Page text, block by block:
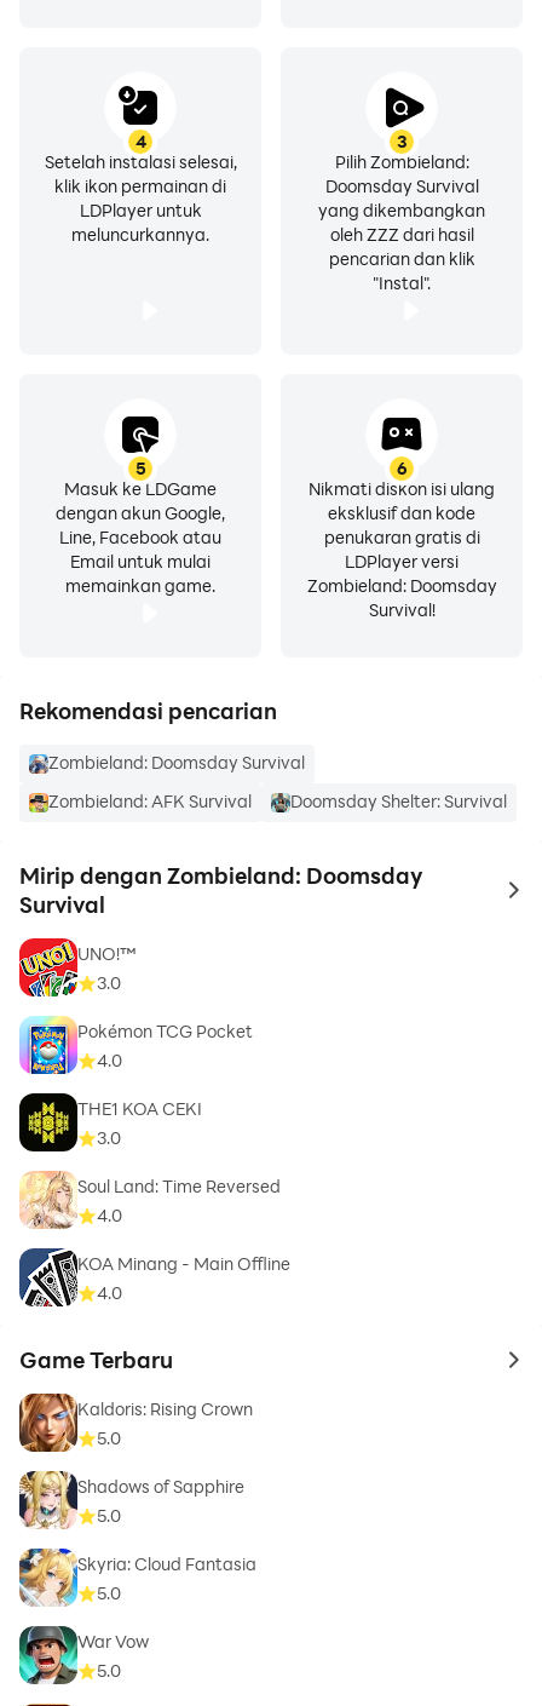
3
Pilih Zombieland:
Doomsday Survival
yang dikembangkan
oleh ZZZ dari hasil
pencarian dan klik
"Instal".
4
Setelah instalasi selesai,
klik ikon permainan di
LDPlayer untuk
meluncurkannya.
5
Masuk ke LDGame
dengan akun Google,
Line, Facebook atau
Email untuk mulai
memainkan game.
6
Nikmati diskon isi ulang
eksklusif dan kode
penukaran gratis di
LDPlayer versi
Zombieland: Doomsday
Survival!
Rekomendasi pencarian
Zombieland: Doomsday Survival
Zombieland: AFK Survival
Doomsday Shelter: Survival
Mirip dengan Zombieland: Doomsday
Survival
to
UNO!™
3.0
Pokémon TCG Pocket
4.0
THE1 KOA CEKI
3.0
Soul Land: Time Reversed
4.0
KOA Minang - Main Offline
4.0
Game Terbaru to
Kaldoris: Rising Crown
5.0
Shadows of Sapphire
5.0
Skyria: Cloud Fantasia
5.0
War Vow
5.0